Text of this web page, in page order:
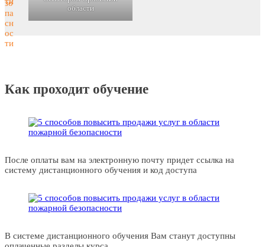
области
Как проходит обучение
После оплаты вам на электронную почту придет ссылка на
систему дистанционного обучения и код доступа
В системе дистанционного обучения Вам станут доступны